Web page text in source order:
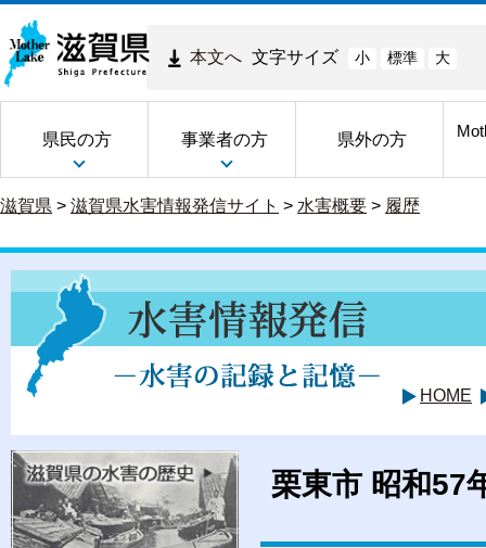
本文へ 文字サイズ 小 標準 大
県民の方 事業者の方 県外の方
滋賀県 > 滋賀県水害情報発信サイト > 水害概要 > 履歴
HOME
栗東市 昭和57